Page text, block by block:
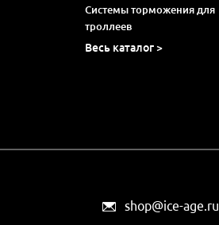
Системы торможения для
троллеев
Весь каталог >
shop@ice-age.ru